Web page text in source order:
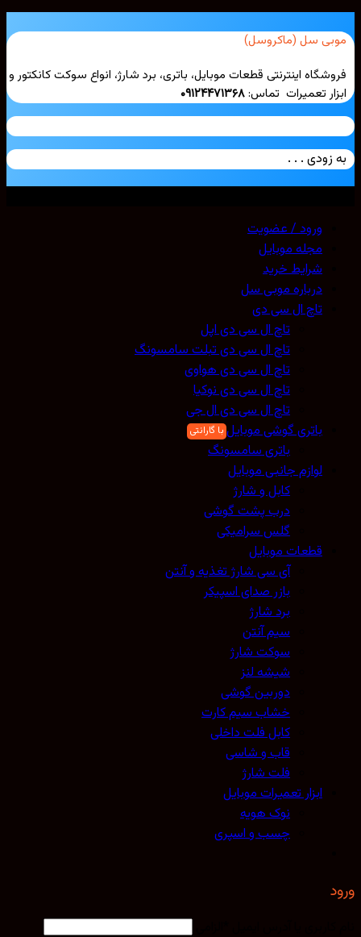
سل (ماکروسل)
اینترنتی قطعات موبایل، باتری، برد شارژ، انواع سوکت کانکتور و
تعمیرات تماس:۰۹۱۲۴۴۷۱۳۶۸
زودی . . .
ورود / عضویت
مجله موبایل
شرایط خرید
درباره موبی سل
تاچ ال سی دی
تاچ ال سی دی اپل
تاچ ال سی دی تبلت سامسونگ
تاچ ال سی دی هواوی
تاچ ال سی دی نوکیا
تاچ ال سی دی ال جی
باتری گوشی موبایل
باتری سامسونگ
لوازم جانبی موبایل
کابل و شارژ
درب پشت گوشی
گلس سرامیکی
قطعات موبایل
آی سی شارژ تغذیه و آنتن
بازر صدای اسپیکر
برد شارژ
سیم آنتن
سوکت شارژ
شیشه لنز
دوربین گوشی
خشاب سیم کارت
کابل فلت داخلی
قاب و شاسی
فلت شارژ
ابزار تعمیرات موبایل
نوک هویه
چسب و اسپری